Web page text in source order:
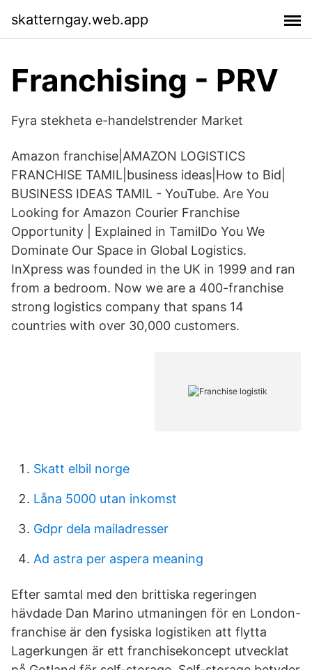
skatterngay.web.app
Franchising - PRV
Fyra stekheta e-handelstrender Market
Amazon franchise|AMAZON LOGISTICS
FRANCHISE TAMIL|business ideas|How to Bid|
BUSINESS IDEAS TAMIL - YouTube. Are You
Looking for Amazon Courier Franchise
Opportunity | Explained in TamilDo You We
Dominate Our Space in Global Logistics.
InXpress was founded in the UK in 1999 and ran
from a bedroom. Now we are a 400-franchise
strong logistics company that spans 14
countries with over 30,000 customers.
Skatt elbil norge
Låna 5000 utan inkomst
Gdpr dela mailadresser
Ad astra per aspera meaning
Efter samtal med den brittiska regeringen
hävdade Dan Marino utmaningen för en London-
franchise är den fysiska logistiken att flytta
Lagerkungen är ett franchisekoncept utvecklat